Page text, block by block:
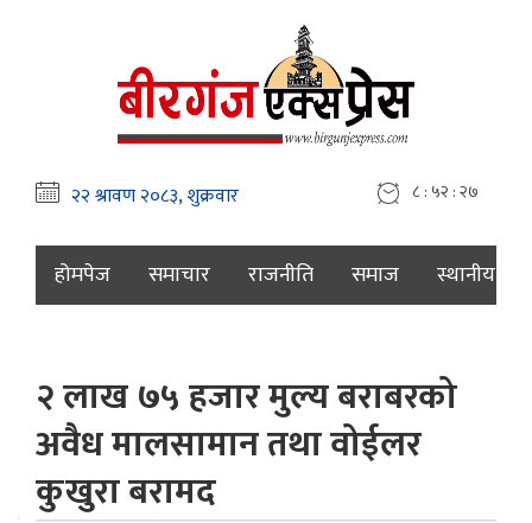
८ : ५२ : २८
होमपेज समाचार राजनीति समाज स्थानीय
२ लाख ७५ हजार मुल्य बराबरको
अवैध मालसामान तथा वोईलर
कुखुरा बरामद